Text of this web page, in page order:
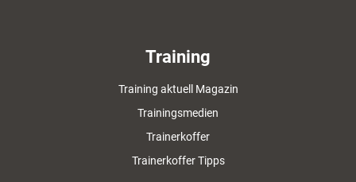
Training
Training aktuell Magazin
Trainingsmedien
Trainerkoffer
Trainerkoffer Tipps